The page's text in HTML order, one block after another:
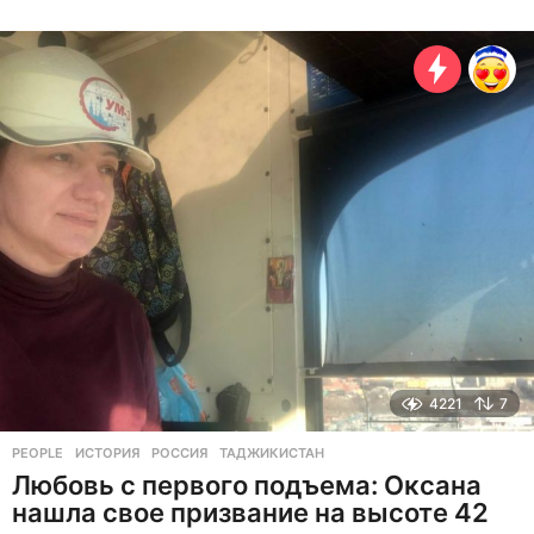
о
д
а
н
а
з
а
д
4221 7
PEOPLE ИСТОРИЯ ,РОССИЯ ,ТАДЖИКИСТАН
Любовь с первого подъема: Оксана
нашла свое призвание на высоте 42